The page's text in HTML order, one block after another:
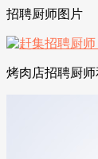
招聘厨师图片
烤肉店招聘厨